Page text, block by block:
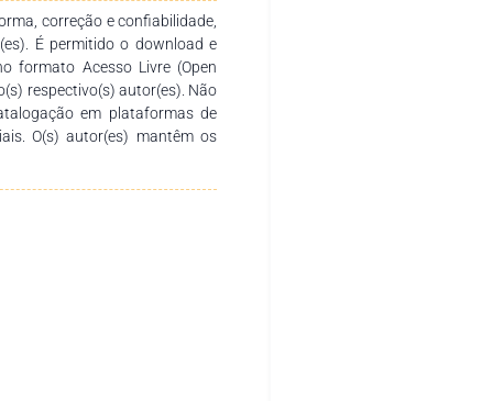
correção e confiabilidade,
É permitido o download e
formato Acesso Livre (Open
respectivo(s) autor(es). Não
em plataformas de
O(s) autor(es) mantêm os